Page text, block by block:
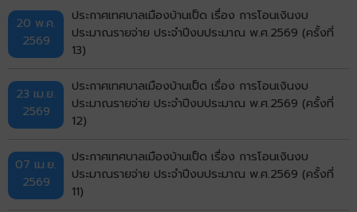
20 พ.ค.
2569
ประกาศเทศบาลเมืองบ้านเป็ด เรื่อง การโอนเงินงบ
ประมาณรายจ่าย ประจำปีงบประมาณ พ.ศ.2569 (ครั้งที่
13)
23 เม.ย.
2569
ประกาศเทศบาลเมืองบ้านเป็ด เรื่อง การโอนเงินงบ
ประมาณรายจ่าย ประจำปีงบประมาณ พ.ศ.2569 (ครั้งที่
12)
07 เม.ย.
2569
ประกาศเทศบาลเมืองบ้านเป็ด เรื่อง การโอนเงินงบ
ประมาณรายจ่าย ประจำปีงบประมาณ พ.ศ.2569 (ครั้งที่
11)